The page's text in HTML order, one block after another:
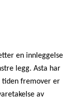
en innleggelse
legg. Asta har
tiden fremover er
av